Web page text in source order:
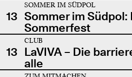
13
SOMMER IM SÜDPOL
Sommer im Südpol:
Sommerfest
13
CLUB
LaVIVA – Die
alle